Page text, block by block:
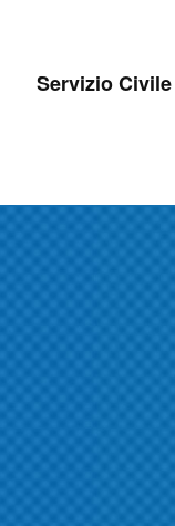
Servizio Civile